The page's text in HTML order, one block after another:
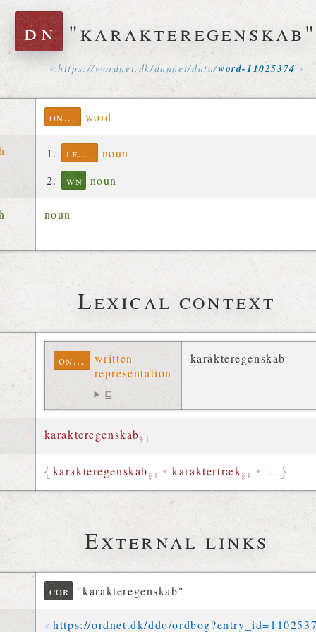
dn "karakteregenskab"
https://wordnet. dk/dannet/data/word-11025374
ontolex word
lexinfo
noun
wn noun
noun
Lexical context
ontolex
written
representation
⊑
karakteregenskab
karakteregenskab §1
karakteregenskab §1 •karaktertræk§1 • …
External links
cor "karakteregenskab"
https://ordnet.dk/ddo/ordbog?entry_id=